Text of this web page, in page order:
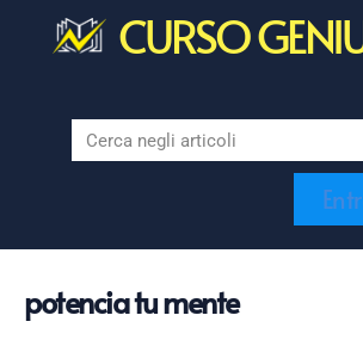
CURSO
potencia tu mente